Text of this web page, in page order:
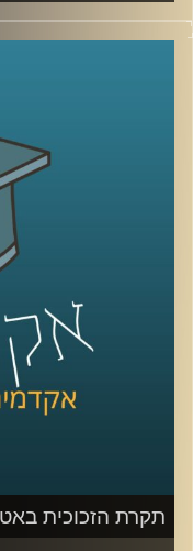
דוקטור רות אשל
מבקרת מחול
ידע רב על
היוצרים הלא
המחול המקומי,
שהביאו עמן
והאמריקאית,
והושלך. פרק
של תנועה, שפה,
הישראלית
תקרת הזכוכית